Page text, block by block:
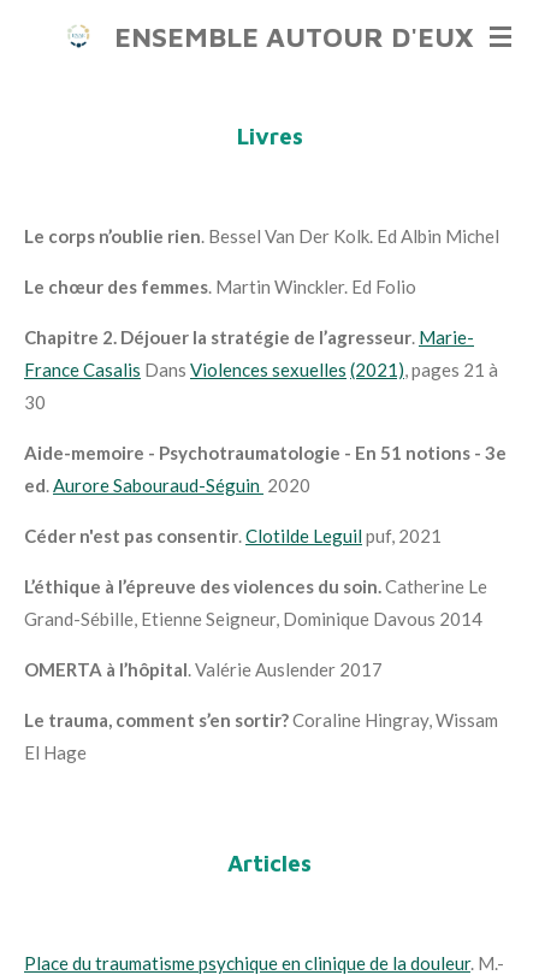
Passer
ENSEMBLE AUTOUR D'EUX
Livres
Le corps n’oublie rien. Bessel Van Der Kolk. Ed Albin Michel
Le chœur des femmes. Martin Winckler. Ed Folio
Chapitre 2. Déjouer la stratégie de l’agresseur. Marie-
France Casalis Dans Violences sexuelles (2021), pages 21 à
30
Aide-memoire - Psychotraumatologie - En 51 notions - 3e
ed.Aurore Sabouraud-Séguin 2020
Céder n'est pas consentir.Clotilde Leguilpuf, 2021
L’éthique à l’épreuve des violences du soin.Catherine Le
Grand-Sébille, Etienne Seigneur, Dominique Davous 2014
OMERTA à l’hôpital. Valérie Auslender 2017
Le trauma, comment s’en sortir?Coraline Hingray, Wissam
El Hage
Articles
Place du traumatisme psychique en clinique de la douleur. M.-